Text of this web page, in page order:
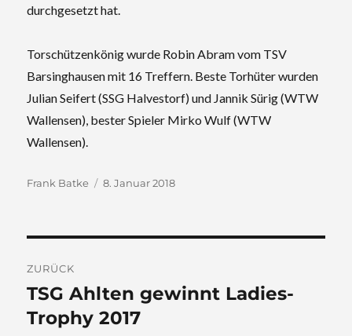
durchgesetzt hat.
Torschützenkönig wurde Robin Abram vom TSV
Barsinghausen mit 16 Treffern. Beste Torhüter wurden
Julian Seifert (SSG Halvestorf) und Jannik Sürig (WTW
Wallensen), bester Spieler Mirko Wulf (WTW
Wallensen).
Autor
Frank Batke
Veröffentlicht
8. Januar 2018
ZURÜCK
Vorheriger
Beitrag:
TSG Ahlten gewinnt Ladies-
Trophy 2017